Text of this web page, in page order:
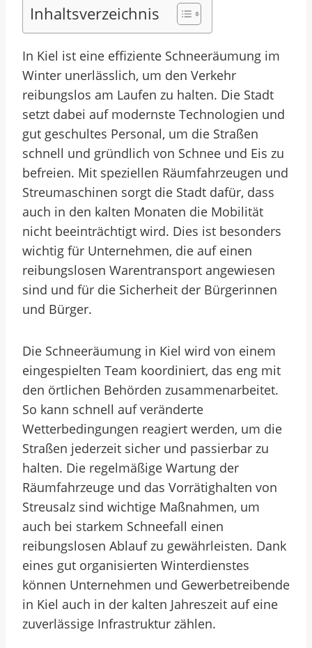
Inhaltsverzeichnis
In Kiel ist eine effiziente Schneeräumung im
Winter unerlässlich, um den Verkehr
reibungslos am Laufen zu halten. Die Stadt
setzt dabei auf modernste Technologien und
gut geschultes Personal, um die Straßen
schnell und gründlich von Schnee und Eis zu
befreien. Mit speziellen Räumfahrzeugen und
Streumaschinen sorgt die Stadt dafür, dass
auch in den kalten Monaten die Mobilität
nicht beeinträchtigt wird. Dies ist besonders
wichtig für Unternehmen, die auf einen
reibungslosen Warentransport angewiesen
sind und für die Sicherheit der Bürgerinnen
und Bürger.
Die Schneeräumung in Kiel wird von einem
eingespielten Team koordiniert, das eng mit
den örtlichen Behörden zusammenarbeitet.
So kann schnell auf veränderte
Wetterbedingungen reagiert werden, um die
Straßen jederzeit sicher und passierbar zu
halten. Die regelmäßige Wartung der
Räumfahrzeuge und das Vorrätighalten von
Streusalz sind wichtige Maßnahmen, um
auch bei starkem Schneefall einen
reibungslosen Ablauf zu gewährleisten. Dank
eines gut organisierten Winterdienstes
können Unternehmen und Gewerbetreibende
in Kiel auch in der kalten Jahreszeit auf eine
zuverlässige Infrastruktur zählen.